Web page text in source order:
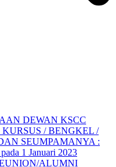
DEWAN KSCC
/ BENGKEL /
SEUMPAMANYA :
1 Januari 2023
ALUMNI